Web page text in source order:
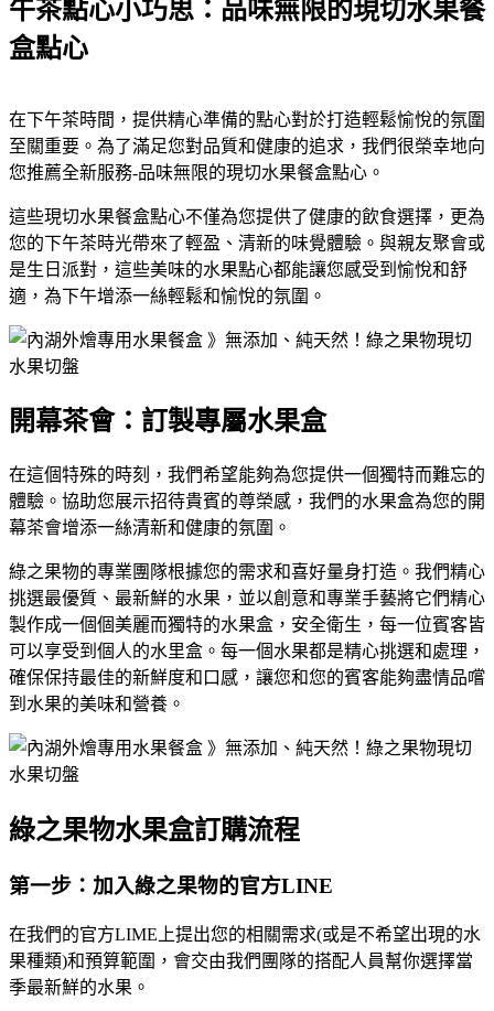
午茶點心小巧思：品味無限的現切水果餐
盒點心
在下午茶時間，提供精心準備的點心對於打造輕鬆愉悅的氛圍
至關重要。為了滿足您對品質和健康的追求，我們很榮幸地向
您推薦全新服務-品味無限的現切水果餐盒點心。
這些現切水果餐盒點心不僅為您提供了健康的飲食選擇，更為
您的下午茶時光帶來了輕盈、清新的味覺體驗。與親友聚會或
是生日派對，這些美味的水果點心都能讓您感受到愉悅和舒
適，為下午增添一絲輕鬆和愉悅的氛圍。
開幕茶會：訂製專屬水果盒
在這個特殊的時刻，我們希望能夠為您提供一個獨特而難忘的
體驗。協助您展示招待貴賓的尊榮感，我們的水果盒為您的開
幕茶會增添一絲清新和健康的氛圍。
綠之果物的專業團隊根據您的需求和喜好量身打造。我們精心
挑選最優質、最新鮮的水果，並以創意和專業手藝將它們精心
製作成一個個美麗而獨特的水果盒，安全衛生，每一位賓客皆
可以享受到個人的水里盒。每一個水果都是精心挑選和處理，
確保保持最佳的新鮮度和口感，讓您和您的賓客能夠盡情品嚐
到水果的美味和營養。
綠之果物水果盒訂購流程
第一步：加入綠之果物的官方LINE
在我們的官方LIME上提出您的相關需求(或是不希望出現的水
果種類)和預算範圍，會交由我們團隊的搭配人員幫你選擇當
季最新鮮的水果。